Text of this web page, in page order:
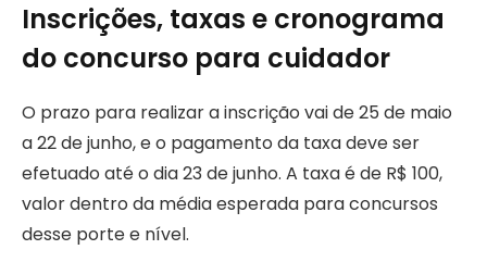
Inscrições, taxas e cronograma
do concurso para cuidador
O prazo para realizar a inscrição vai de 25 de maio
a 22 de junho, e o pagamento da taxa deve ser
efetuado até o dia 23 de junho. A taxa é de R$ 100,
valor dentro da média esperada para concursos
desse porte e nível.